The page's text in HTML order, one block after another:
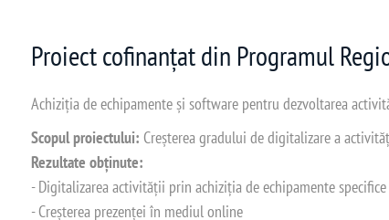
Proiect cofinanțat din Programul
Achiziția de echipamente și software pentru dezvoltarea
Scopul proiectului: Creșterea gradului de digitalizare a
Rezultate obținute:
- Digitalizarea activității prin achiziția de echipamente specifice
- Creșterea prezenței în mediul online